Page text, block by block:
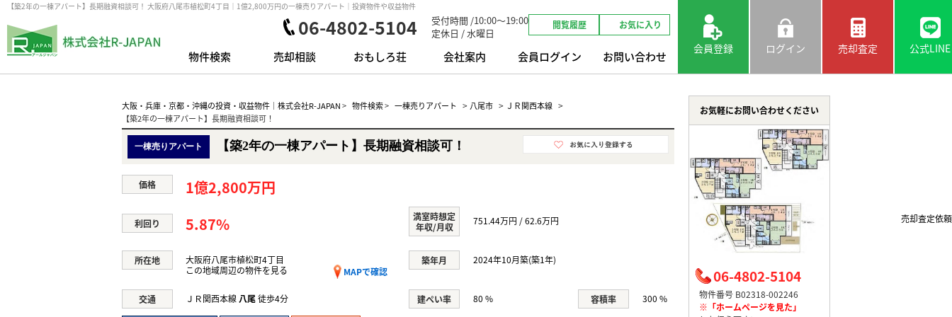
【築2年の一棟アパート】長期融資相談可！ 大阪府八尾市植松町4丁目｜1億2,800万円の一棟売りアパート｜投資物件や収益物件
06-4802-5104
受付時間 /10:00～19:00
定休日 / 水曜日
閲覧履歴 お気に入り
物件検索 売却相談 おもしろ荘 会社案内 会員ログイン お問い合わせ
会員登録 ログイン 売却査定 公式LINE
大阪・兵庫・京都・沖縄の投資・収益物件｜株式会社R-JAPAN> 物件検索> 一棟売りアパート > 八尾市 > ＪＲ関西本線 >
【築2年の一棟アパート】長期融資相談可！
一棟売りアパート 【築2年の一棟アパート】長期融資相談可！
価格 1億2,800万円
利回り 5.87%
満室時想定
年収/月収
751.44万円 / 62.6万円
所在地
大阪府八尾市植松町4丁目
MAPで確認
この地域周辺の物件を見る
築年月 2024年10月築(築1年)
交通 ＪＲ関西本線 八尾徒歩4分 建ぺい率 80 % 容積率 300 %
お気軽にお問い合わせください
06-4802-5104
物件番号 B02318-002246
※「ホームページを見た」
売却査定依頼